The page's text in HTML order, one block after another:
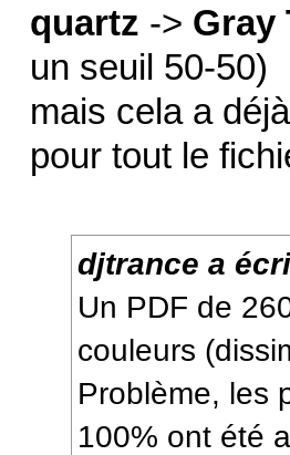
quartz -> Gray
un seuil 50-50)
mais cela a
pour tout le
djtrance a
Un PDF de
couleurs
Problème, les
100% ont été